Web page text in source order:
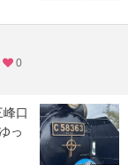
0
口
っ